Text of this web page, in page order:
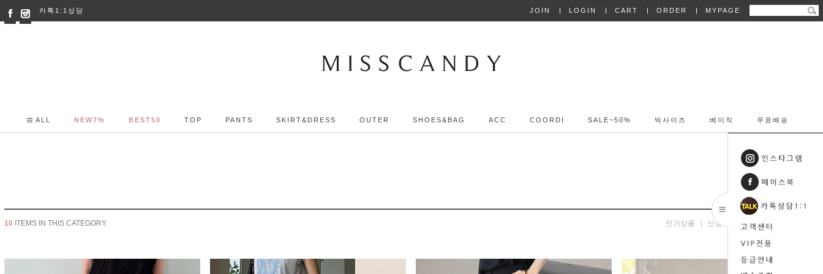
카톡1:1상담 JOIN LOGIN CART ORDER MYPAGE
ALL NEW7% BEST50 TOP PANTS SKIRT&DRESS OUTER SHOES&BAG ACC COORDI SALE~50% 빅사이즈 베이직 무료배송
10 ITEMS IN THIS CATEGORY. 인기상품 신상품 낮은가격